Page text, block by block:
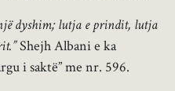
dyshim; lutja e prindit, lutja
Shejh Albani e ka
i saktë” me nr. 596.